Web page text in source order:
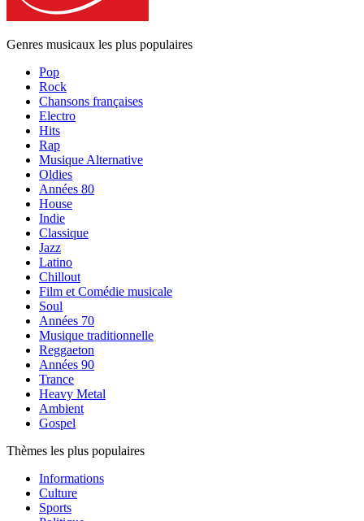
Genres musicaux les plus populaires
Pop
Rock
Chansons françaises
Electro
Hits
Rap
Musique Alternative
Oldies
Années 80
House
Indie
Classique
Jazz
Latino
Chillout
Film et Comédie musicale
Soul
Années 70
Musique traditionnelle
Reggaeton
Années 90
Trance
Heavy Metal
Ambient
Gospel
Thèmes les plus populaires
Informations
Culture
Sports